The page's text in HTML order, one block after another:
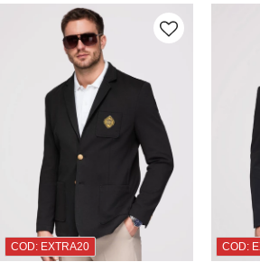
COD: EXTRA20 COD: